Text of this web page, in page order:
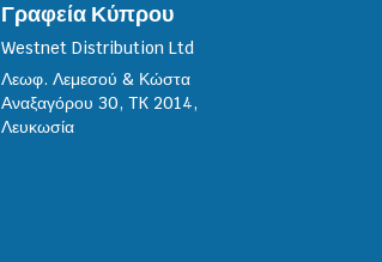
Γραφεία Κύπρου
Westnet Distribution Ltd
Λεωφ. Λεμεσού & Κώστα
Αναξαγόρου 30, TK 2014,
Λευκωσία